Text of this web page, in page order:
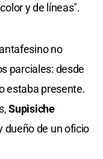
y de líneas".
no
parciales: desde
estaba presente.
Supisiche
dueño de un oficio